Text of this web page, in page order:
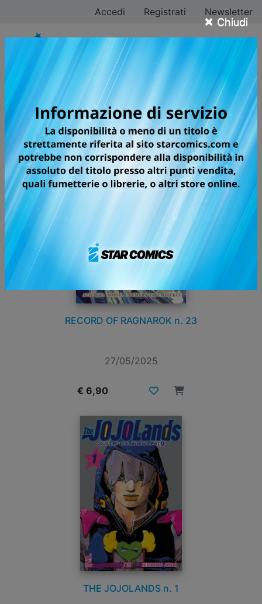
× Chiudi
Accedi Registrati Newsletter
Tutti i fumetti per la
testata ACTION
RECORD OF RAGNAROK n. 23
27/05/2025
€ 6,90
THE JOJOLANDS n. 1